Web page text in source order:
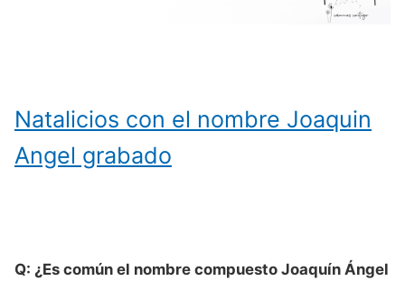
Natalicios con el nombre Joaquin
Angel grabado
Q: ¿Es común el nombre compuesto Joaquín Ángel